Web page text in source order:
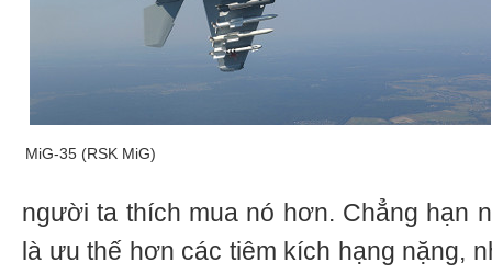
MiG-35 (RSK MiG)
người ta thích mua nó hơn. Chẳng hạn
là ưu thế hơn các tiêm kích hạng nặng,